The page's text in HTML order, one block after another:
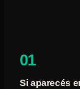
01
Si aparecés